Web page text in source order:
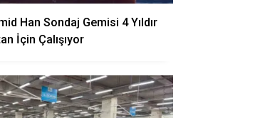
Han Sondaj Gemisi 4 Yıldır
İçin Çalışıyor